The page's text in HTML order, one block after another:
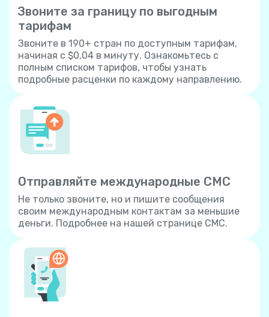
Звоните за границу по выгодным
тарифам
Звоните в 190+ стран по доступным тарифам,
начиная с $0,04 в минуту. Ознакомьтесь с
полным списком тарифов, чтобы узнать
подробные расценки по каждому направлению.
Отправляйте международные СМС
Не только звоните, но и пишите сообщения
своим международным контактам за меньшие
деньги. Подробнее на нашей странице СМС.